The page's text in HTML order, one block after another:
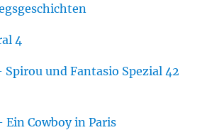
4
Spirou und Fantasio Spezial 42
Ein Cowboy in Paris